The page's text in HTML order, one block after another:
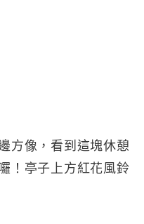
方像，看到這塊休憩
！亭子上方紅花風鈴